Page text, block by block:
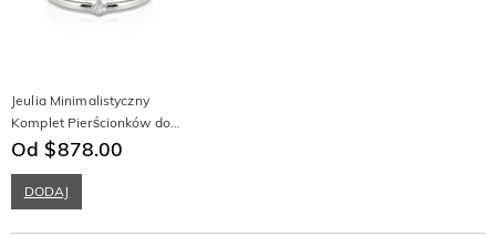
Jeulia Minimalistyczny
Komplet Pierścionków do
Nakładania z Twistem
Od $878.00
DODAJ